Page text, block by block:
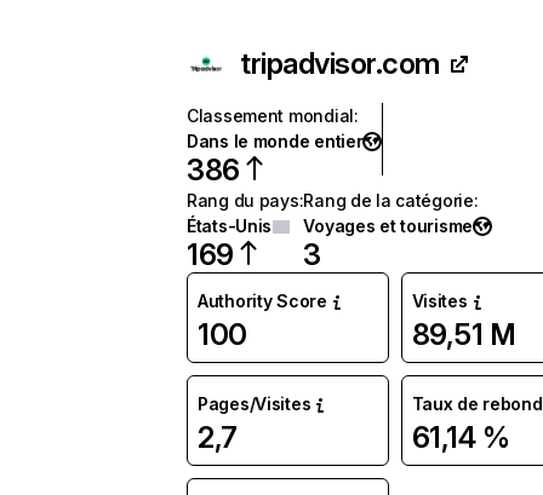
tripadvisor.com
Classement mondial:
Dans le monde entier
386
Rang du pays:
États-Unis
169
Rang de la catégorie:
Voyages et tourisme
3
Authority Score
100
Visites
89,51 M
Pages/Visites
2,7
Taux de rebond
61,14 %